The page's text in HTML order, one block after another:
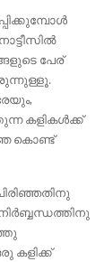
പേര്
കളികൾക്ക്
കൊണ്ട്
കളിക്ക്